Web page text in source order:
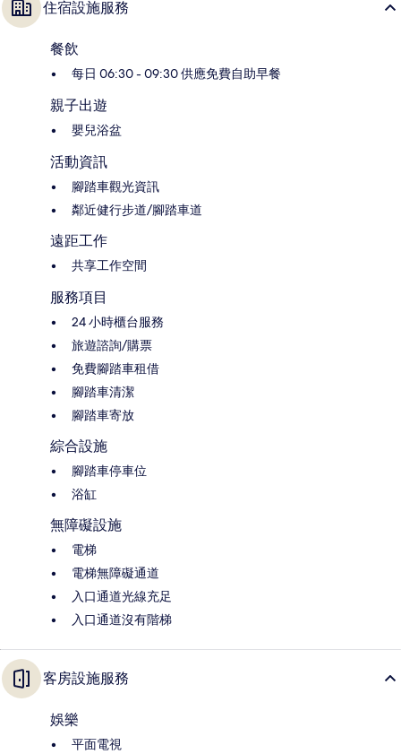
住宿設施服務
餐飲
每日 06:30 - 09:30 供應免費自助早餐
親子出遊
嬰兒浴盆
活動資訊
腳踏車觀光資訊
鄰近健行步道/腳踏車道
遠距工作
共享工作空間
服務項目
24 小時櫃台服務
旅遊諮詢/購票
免費腳踏車租借
腳踏車清潔
腳踏車寄放
綜合設施
腳踏車停車位
浴缸
無障礙設施
電梯
電梯無障礙通道
入口通道光線充足
入口通道沒有階梯
客房設施服務
娛樂
平面電視